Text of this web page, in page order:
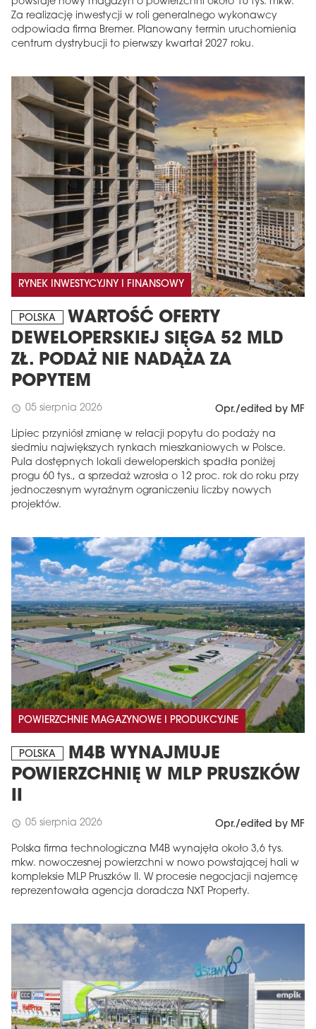
Za realizację inwestycji w roli generalnego wykonawcy
odpowiada firma Bremer. Planowany termin uruchomienia
centrum dystrybucji to pierwszy kwartał 2027 roku.
RYNEK INWESTYCYJNY I FINANSOWY
POLSKA
WARTOŚĆ OFERTY
DEWELOPERSKIEJ SIĘGA 52 MLD
ZŁ. PODAŻ NIE NADĄŻA ZA
POPYTEM
schedule 05 sierpnia 2026 Opr./edited by MF
Lipiec przyniósł zmianę w relacji popytu do podaży na
siedmiu największych rynkach mieszkaniowych w Polsce.
Pula dostępnych lokali deweloperskich spadła poniżej
progu 60 tys., a sprzedaż wzrosła o 12 proc. rok do roku przy
jednoczesnym wyraźnym ograniczeniu liczby nowych
projektów.
POWIERZCHNIE MAGAZYNOWE I PRODUKCYJNE
POLSKA
M4B WYNAJMUJE
POWIERZCHNIĘ W MLP PRUSZKÓW
II
schedule 05 sierpnia 2026 Opr./edited by MF
Polska firma technologiczna M4B wynajęła około 3,6 tys.
mkw. nowoczesnej powierzchni w nowo powstającej hali w
kompleksie MLP Pruszków II. W procesie negocjacji najemcę
reprezentowała agencja doradcza NXT Property.
MAGAZYN
Wydanie 6 (308)
CZERWIEC 2026
Więcej w tym wydaniu
arrow_forward
Zamów teraz!